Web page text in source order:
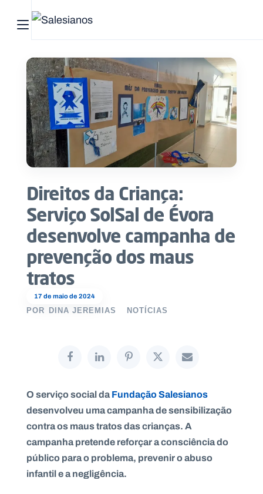
Abrir menu principal
17 de maio de 2024
Direitos da Criança:
Serviço SolSal de Évora
desenvolve campanha de
prevenção dos maus
tratos
POR DINA JEREMIAS NOTÍCIAS
O serviço social daFundação Salesianos
desenvolveu uma campanha de sensibilização
contra os maus tratos das crianças. A
campanha pretende reforçar a consciência do
público para o problema, prevenir o abuso
infantil e a negligência.
Pesquisar no site
Início
Quem
somos
O
que
fazemos
Recursos
Notícias
O
A
L
S
a
l
e
s
i